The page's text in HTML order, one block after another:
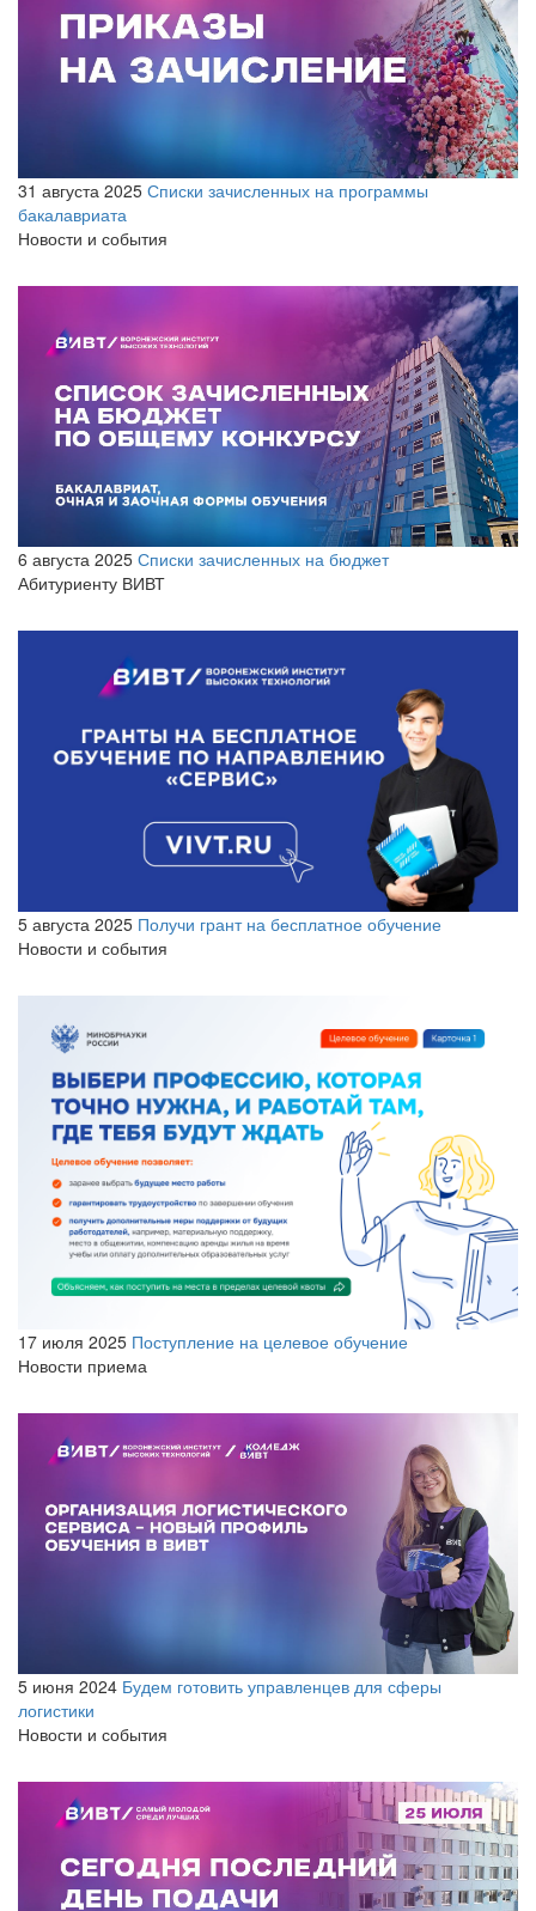
31 августа 2025 Списки зачисленных на программы
бакалавриата
Новости и события
6 августа 2025 Списки зачисленных на бюджет
Абитуриенту ВИВТ
5 августа 2025 Получи грант на бесплатное обучение
Новости и события
17 июля 2025 Поступление на целевое обучение
Новости приема
5 июня 2024 Будем готовить управленцев для сферы
логистики
Новости и события